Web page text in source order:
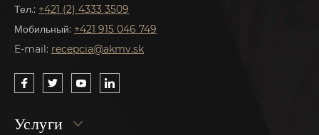
Тел.: +421 (2) 4333 3509
Мобильный: +421 915 046 749
E-mail: recepcia@akmv.sk
Услуги